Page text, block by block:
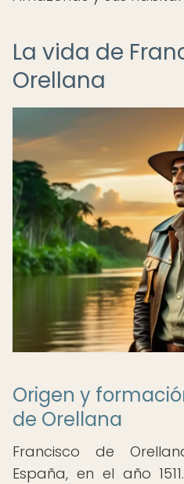
La vida de
Orellana
Origen y
de Orellana
Francisco de
España, en el año